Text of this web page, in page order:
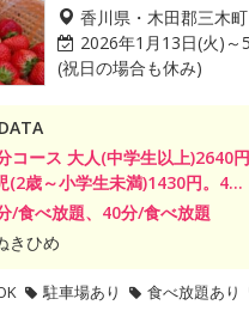
香川県・木田郡三木町
2026年1月13日(火)
(祝日の場合も休み)
コース 大人(中学生以上)2640
(2歳～小学生未満)1430円。4...
/食べ放題、40分/食べ放題
きひめ
駐車場あり 食べ放題あり